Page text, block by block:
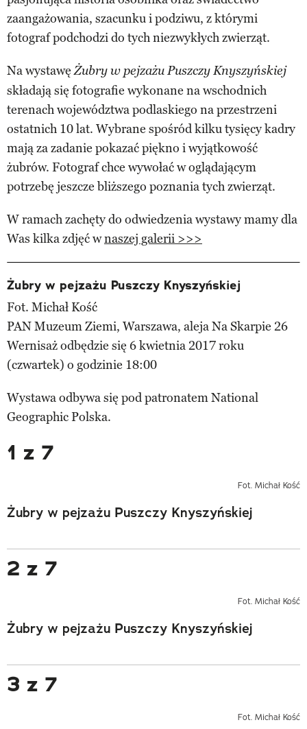
zaangażowania, szacunku i podziwu, z którymi
fotograf podchodzi do tych niezwykłych zwierząt.
Na wystawęŻubry w pejzażu Puszczy Knyszyńskiej
składają się fotografie wykonane na wschodnich
terenach województwa podlaskiego na przestrzeni
ostatnich 10 lat. Wybrane spośród kilku tysięcy kadry
mają za zadanie pokazać piękno i wyjątkowość
żubrów. Fotograf chce wywołać w oglądającym
potrzebę jeszcze bliższego poznania tych zwierząt.
W ramach zachęty do odwiedzenia wystawy mamy dla
Was kilka zdjęć wnaszej galerii >>>
Żubry w pejzażu Puszczy Knyszyńskiej
Fot. Michał Kość
PAN Muzeum Ziemi, Warszawa, aleja Na Skarpie 26
Wernisaż odbędzie się 6 kwietnia 2017 roku
(czwartek) o godzinie 18:00
Wystawa odbywa się pod patronatem National
Geographic Polska.
1 z 7
Fot. Michał Kość
Żubry w pejzażu Puszczy Knyszyńskiej
2 z 7
Fot. Michał Kość
Żubry w pejzażu Puszczy Knyszyńskiej
3 z 7
Fot. Michał Kość